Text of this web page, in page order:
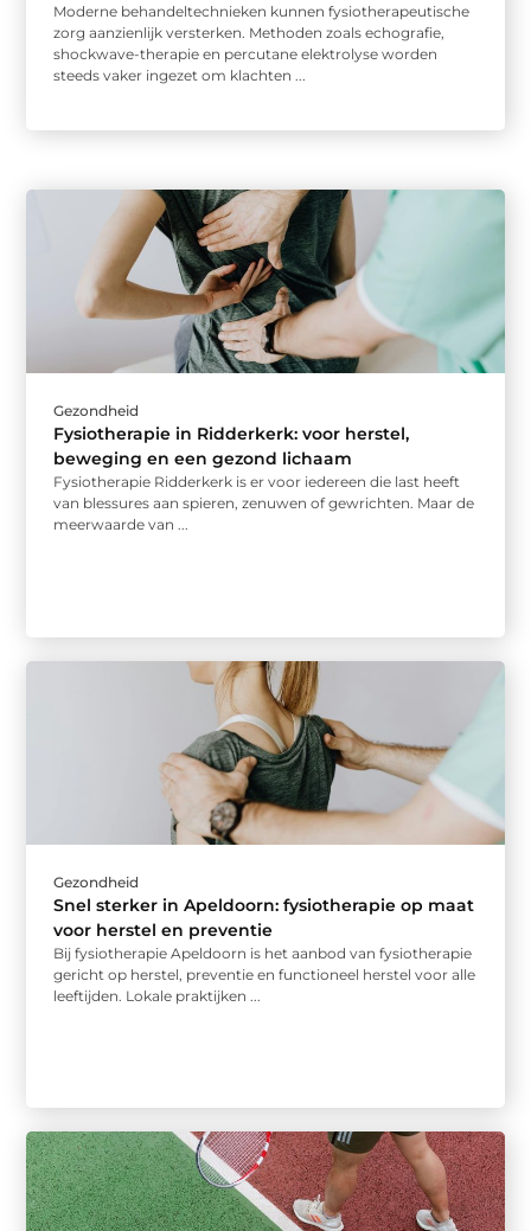
Moderne behandeltechnieken kunnen fysiotherapeutische
zorg aanzienlijk versterken. Methoden zoals echografie,
shockwave-therapie en percutane elektrolyse worden
steeds vaker ingezet om klachten ...
Gezondheid
Fysiotherapie in Ridderkerk: voor herstel,
beweging en een gezond lichaam
Fysiotherapie Ridderkerk is er voor iedereen die last heeft
van blessures aan spieren, zenuwen of gewrichten. Maar de
meerwaarde van ...
Gezondheid
Snel sterker in Apeldoorn: fysiotherapie op maat
voor herstel en preventie
Bij fysiotherapie Apeldoorn is het aanbod van fysiotherapie
gericht op herstel, preventie en functioneel herstel voor alle
leeftijden. Lokale praktijken ...